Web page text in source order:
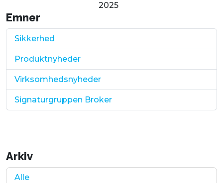
2025
Emner
Sikkerhed
Produktnyheder
Virksomhedsnyheder
Signaturgruppen Broker
Arkiv
Alle